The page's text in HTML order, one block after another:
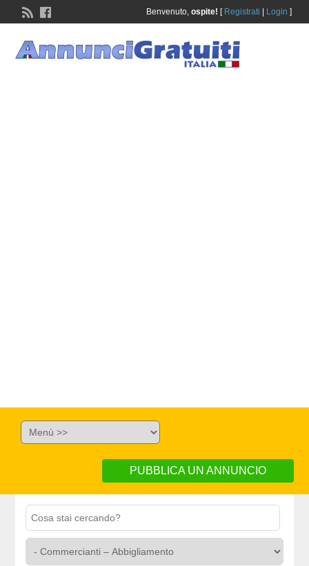
Benvenuto, ospite! [ Registrati Login ]
PUBBLICA UN ANNUNCIO